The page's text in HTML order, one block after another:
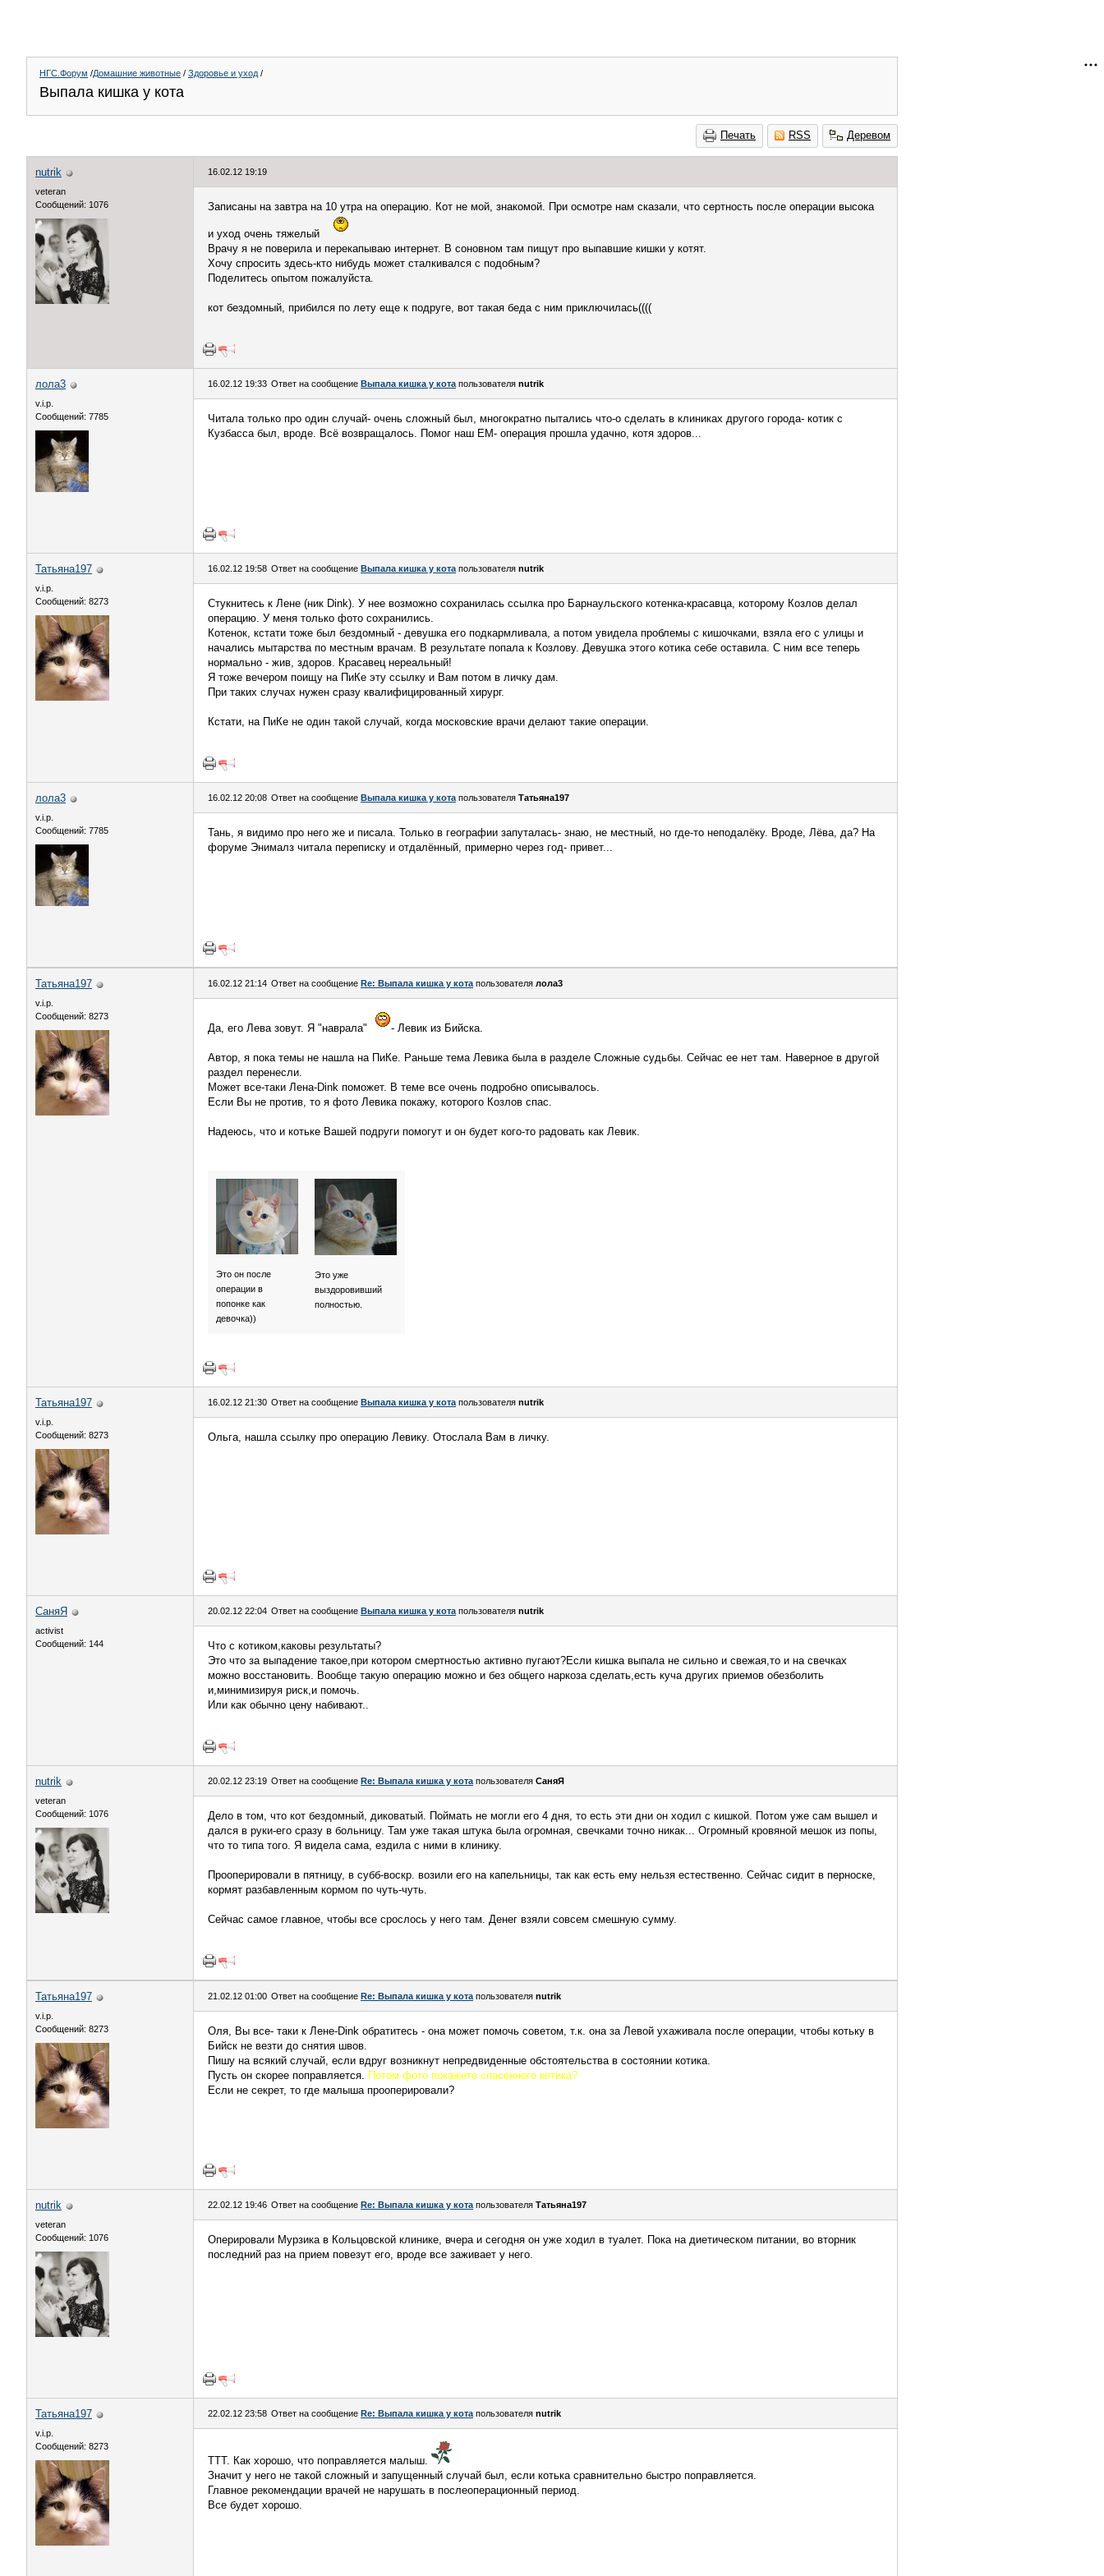
НГС.Форум /Домашние животные / Здоровье и уход /
Выпала кишка у кота
Печать RSS Деревом
nutrik
veteran
Сообщений: 1076
16.02.12 19:19
Записаны на завтра на 10 утра на операцию. Кот не мой, знакомой. При осмотре нам сказали, что сертность после операции высока
и уход очень тяжелый
Врачу я не поверила и перекапываю интернет. В соновном там пищут про выпавшие кишки у котят.
Хочу спросить здесь-кто нибудь может сталкивался с подобным?
Поделитесь опытом пожалуйста.
кот бездомный, прибился по лету еще к подруге, вот такая беда с ним приключилась((((
лола3
v.i.p.
Сообщений: 7785
16.02.12 19:33 Ответ на сообщение Выпала кишка у кота пользователя nutrik
Читала только про один случай- очень сложный был, многократно пытались что-о сделать в клиниках другого города- котик с
Кузбасса был, вроде. Всё возвращалось. Помог наш ЕМ- операция прошла удачно, котя здоров...
Татьяна197
v.i.p.
Сообщений: 8273
16.02.12 19:58 Ответ на сообщение Выпала кишка у кота пользователя nutrik
Стукнитесь к Лене (ник Dink). У нее возможно сохранилась ссылка про Барнаульского котенка-красавца, которому Козлов делал
операцию. У меня только фото сохранились.
Котенок, кстати тоже был бездомный - девушка его подкармливала, а потом увидела проблемы с кишочками, взяла его с улицы и
начались мытарства по местным врачам. В результате попала к Козлову. Девушка этого котика себе оставила. С ним все теперь
нормально - жив, здоров. Красавец нереальный!
Я тоже вечером поищу на ПиКе эту ссылку и Вам потом в личку дам.
При таких случах нужен сразу квалифицированный хирург.
Кстати, на ПиКе не один такой случай, когда московские врачи делают такие операции.
лола3
v.i.p.
Сообщений: 7785
16.02.12 20:08 Ответ на сообщение Выпала кишка у кота пользователя Татьяна197
Тань, я видимо про него же и писала. Только в географии запуталась- знаю, не местный, но где-то неподалёку. Вроде, Лёва, да? На
форуме Энималз читала переписку и отдалённый, примерно через год- привет...
Татьяна197
v.i.p.
Сообщений: 8273
16.02.12 21:14 Ответ на сообщение Re: Выпала кишка у кота пользователя лола3
Да, его Лева зовут. Я "наврала" - Левик из Бийска.
Автор, я пока темы не нашла на ПиКе. Раньше тема Левика была в разделе Сложные судьбы. Сейчас ее нет там. Наверное в другой
раздел перенесли.
Может все-таки Лена-Dink поможет. В теме все очень подробно описывалось.
Если Вы не против, то я фото Левика покажу, которого Козлов спас.
Надеюсь, что и котьке Вашей подруги помогут и он будет кого-то радовать как Левик.
Это он после
операции в
попонке как
девочка))
Это уже
выздоровивший
полностью.
Татьяна197
v.i.p.
Сообщений: 8273
16.02.12 21:30 Ответ на сообщение Выпала кишка у кота пользователя nutrik
Ольга, нашла ссылку про операцию Левику. Отослала Вам в личку.
СаняЯ
activist
Сообщений: 144
20.02.12 22:04 Ответ на сообщение Выпала кишка у кота пользователя nutrik
Что с котиком,каковы результаты?
Это что за выпадение такое,при котором смертностью активно пугают?Если кишка выпала не сильно и свежая,то и на свечках
можно восстановить. Вообще такую операцию можно и без общего наркоза сделать,есть куча других приемов обезболить
и,минимизируя риск,и помочь.
Или как обычно цену набивают..
nutrik
veteran
Сообщений: 1076
20.02.12 23:19 Ответ на сообщение Re: Выпала кишка у кота пользователя СаняЯ
Дело в том, что кот бездомный, диковатый. Поймать не могли его 4 дня, то есть эти дни он ходил с кишкой. Потом уже сам вышел и
дался в руки-его сразу в больницу. Там уже такая штука была огромная, свечками точно никак... Огромный кровяной мешок из попы,
что то типа того. Я видела сама, ездила с ними в клинику.
Прооперировали в пятницу, в субб-воскр. возили его на капельницы, так как есть ему нельзя естественно. Сейчас сидит в перноске,
кормят разбавленным кормом по чуть-чуть.
Сейчас самое главное, чтобы все срослось у него там. Денег взяли совсем смешную сумму.
Татьяна197
v.i.p.
Сообщений: 8273
21.02.12 01:00 Ответ на сообщение Re: Выпала кишка у кота пользователя nutrik
Оля, Вы все- таки к Лене-Dink обратитесь - она может помочь советом, т.к. она за Левой ухаживала после операции, чтобы котьку в
Бийск не везти до снятия швов.
Пишу на всякий случай, если вдруг возникнут непредвиденные обстоятельства в состоянии котика.
Пусть он скорее поправляется. Потом фото покажите спасенного котика?
Если не секрет, то где малыша прооперировали?
nutrik
veteran
Сообщений: 1076
22.02.12 19:46 Ответ на сообщение Re: Выпала кишка у кота пользователя Татьяна197
Оперировали Мурзика в Кольцовской клинике, вчера и сегодня он уже ходил в туалет. Пока на диетическом питании, во вторник
последний раз на прием повезут его, вроде все заживает у него.
Татьяна197
v.i.p.
Сообщений: 8273
22.02.12 23:58 Ответ на сообщение Re: Выпала кишка у кота пользователя nutrik
ТТТ. Как хорошо, что поправляется малыш.
Значит у него не такой сложный и запущенный случай был, если котька сравнительно быстро поправляется.
Главное рекомендации врачей не нарушать в послеоперационный период.
Все будет хорошо.